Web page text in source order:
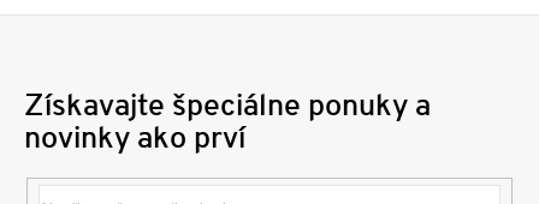
Získavajte špeciálne ponuky a
novinky ako prví